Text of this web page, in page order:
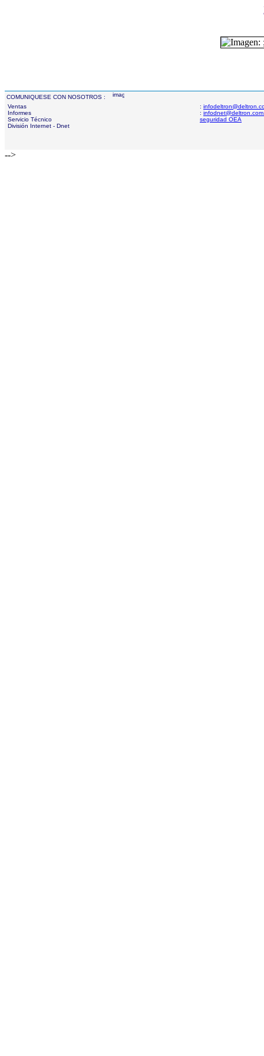
COMUNIQUESE CON NOSOTROS :
Ventas
Informes
Servicio Técnico
División Internet - Dnet
:
:
seguridad OEA
-->